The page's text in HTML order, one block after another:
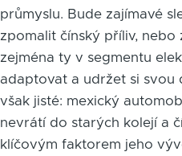
průmyslu. Bude zajímavé
zpomalit čínský příliv, nebo
zejména ty v segmentu
adaptovat a udržet si svou
však jisté: mexický
nevrátí do starých kolejí a
klíčovým faktorem jeho